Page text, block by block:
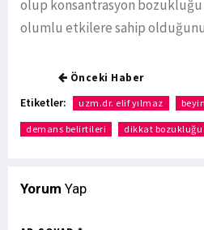
olup konsantrasyon
olumlu etkilere sahip
Önceki Haber
Etiketler: uzm.dr. elif yılmaz
demans belirtileri dikkat bozukluğu
Yorum Yap